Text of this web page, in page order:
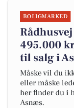
BOLIGMARKED
495.000
til salg i
Måske vil du
eller måske
her finder du i
Asnæs.